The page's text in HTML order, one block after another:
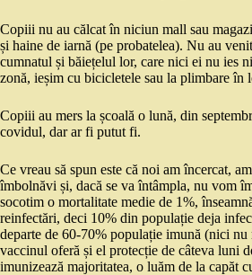
Copiii nu au călcat în niciun mall sau
și haine de iarnă (pe probatelea). Nu au
cumnatul și băiețelul lor, care nici ei nu ies
zonă, ieșim cu bicicletele sau la plimbare în
Copiii au mers la școală o lună, din
covidul, dar ar fi putut fi.
Ce vreau să spun este că noi am încercat,
îmbolnăvi și, dacă se va întâmpla, nu vom
socotim o mortalitate medie de 1%,
reinfectări, deci 10% din populație deja
departe de 60-70% populație imună (nici
vaccinul oferă și el protecție de câteva luni
imunizează majoritatea, o luăm de la capăt